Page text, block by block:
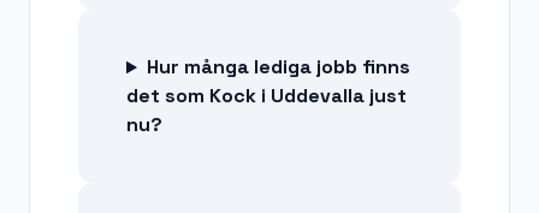
Hur många lediga jobb finns
det som Kock i Uddevalla just
nu?